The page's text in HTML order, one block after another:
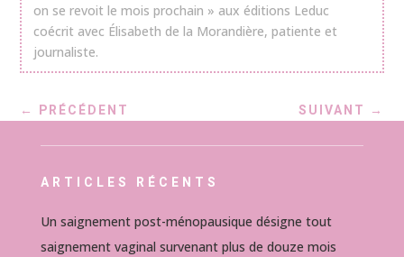
on se revoit le mois prochain » aux éditions Leduc
coécrit avec Élisabeth de la Morandière, patiente et
journaliste.
← PRÉCÉDENT SUIVANT →
ARTICLES RÉCENTS
Un saignement post-ménopausique désigne tout
saignement vaginal survenant plus de douze mois